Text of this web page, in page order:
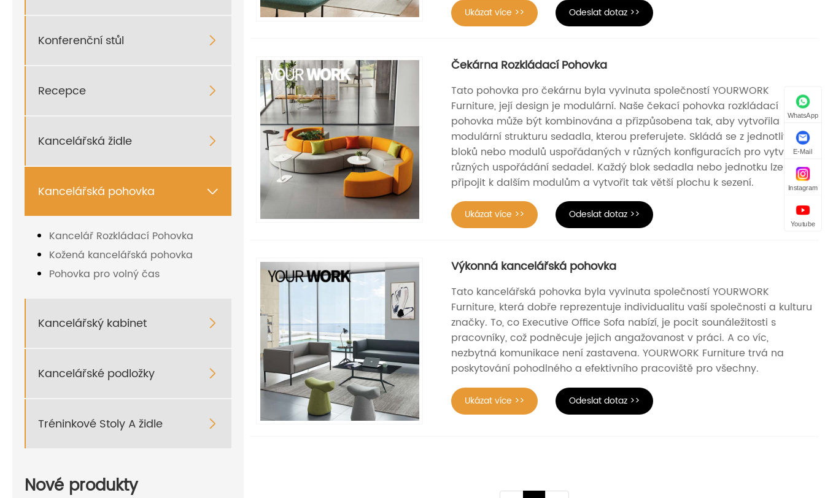
Konferenční stůl 
Recepce 
Kancelářská židle 
Kancelářská pohovka 
Kancelář Rozkládací Pohovka
Kožená kancelářská pohovka
Pohovka pro volný čas
Kancelářský kabinet 
Kancelářské podložky 
Tréninkové Stoly A židle 
Nové produkty
Ukázat více >> Odeslat dotaz >>
Čekárna Rozkládací Pohovka
Tato pohovka pro čekárnu byla vyvinuta společností YOURWORK
Furniture, její design je modulární. Naše čekací pohovka rozkládací
pohovka může být kombinována a přizpůsobena tak, aby vytvořila
modulární strukturu sedadla, kterou preferujete. Skládá se z jednotlivých
bloků nebo modulů uspořádaných v různých konfiguracích pro vytvoření
různých uspořádání sedadel. Každý blok sedadla nebo jednotku lze
připojit k dalším modulům a vytvořit tak větší plochu k sezení.
Ukázat více >> Odeslat dotaz >>
Výkonná kancelářská pohovka
Tato kancelářská pohovka byla vyvinuta společností YOURWORK
Furniture, která dobře reprezentuje individualitu vaší společnosti a kulturu
značky. To, co Executive Office Sofa nabízí, je pocit sounáležitosti s
pracovníky, což podněcuje jejich angažovanost v práci. A co víc,
nezbytná komunikace není zastavena. YOURWORK Furniture trvá na
poskytování pohodlného a efektivního pracoviště pro všechny.
Ukázat více >> Odeslat dotaz >>
WhatsApp
E-Mail
Instagram
Youtube